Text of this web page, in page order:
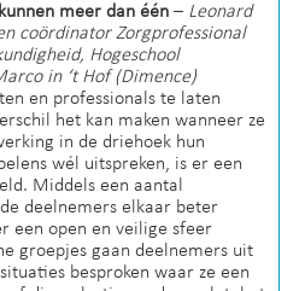
meer dan één – Leonard
coördinator Zorgprofessional
Hogeschool
in ‘t Hof (Dimence)
en professionals te laten
het kan maken wanneer ze
in de driehoek hun
wél uitspreken, is er een
Middels een aantal
deelnemers elkaar beter
een open en veilige sfeer
groepjes gaan deelnemers uit
besproken waar ze een